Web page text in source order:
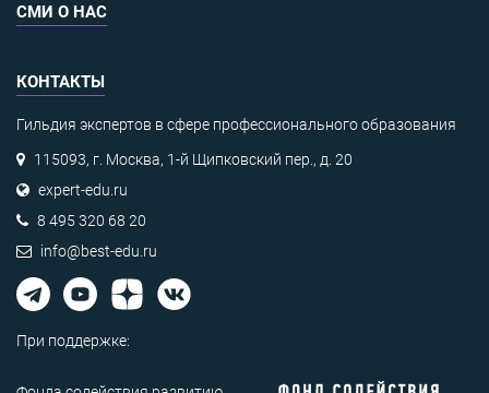
СМИ О НАС
КОНТАКТЫ
Гильдия экспертов в сфере профессионального образования
115093, г. Москва, 1-й Щипковский пер., д. 20
expert-edu.ru
8 495 320 68 20
info@best-edu.ru
При поддержке: